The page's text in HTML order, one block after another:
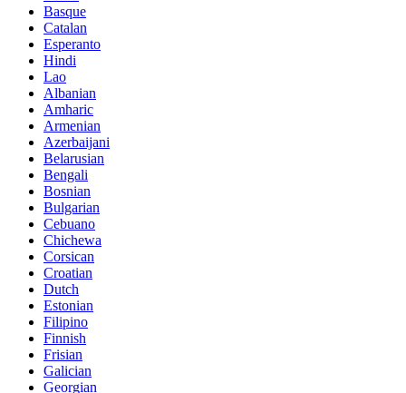
Basque
Catalan
Esperanto
Hindi
Lao
Albanian
Amharic
Armenian
Azerbaijani
Belarusian
Bengali
Bosnian
Bulgarian
Cebuano
Chichewa
Corsican
Croatian
Dutch
Estonian
Filipino
Finnish
Frisian
Galician
Georgian